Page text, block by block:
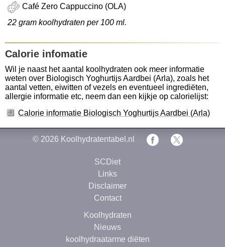
Café Zero Cappuccino (OLA)
22 gram koolhydraten per 100 ml.
Calorie infomatie
Wil je naast het aantal koolhydraten ook meer informatie
weten over Biologisch Yoghurtijs Aardbei (Arla), zoals het
aantal vetten, eiwitten of vezels en eventueel ingrediëten,
allergie informatie etc, neem dan een kijkje op calorielijst:
Calorie informatie Biologisch Yoghurtijs Aardbei (Arla)
© 2026 Koolhydratentabel.nl
SCDiet
Links
Disclaimer
Contact
Koolhydraten
Nieuws
koolhydraatarme diëten